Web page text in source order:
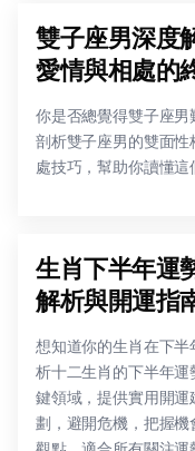
雙子座男深度
愛情與相處的
你是否總覺得雙子座
剖析雙子座男的雙面
處技巧，幫助你讀懂這
生肖下半年運
解析與開運指
想知道你的生肖在下
析十二生肖的下半年
鍵領域，提供實用開
劃，避開危機，把握